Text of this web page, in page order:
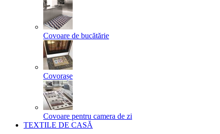
Covoare de bucătărie
Covorașe
Covoare pentru camera de zi
TEXTILE DE CASĂ